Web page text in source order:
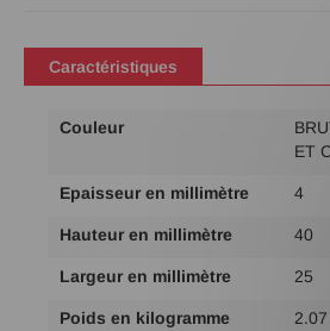
la
d’images
Caractéristiques
Plus
Couleur
ET
Epaisseur en millimètre 4
Hauteur en millimètre 40
Largeur en millimètre 25
Poids en kilogramme
2.07